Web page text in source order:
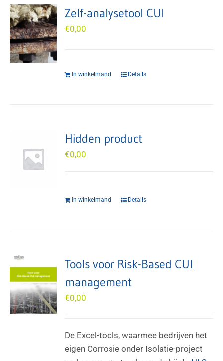
Zelf-analysetool CUI
€0,00
In winkelmand Details
Hidden product
€0,00
In winkelmand Details
Tools voor Risk-Based CUI
management
€0,00
De Excel-tools, waarmee bedrijven het
eigen Corrosie onder Isolatie-project